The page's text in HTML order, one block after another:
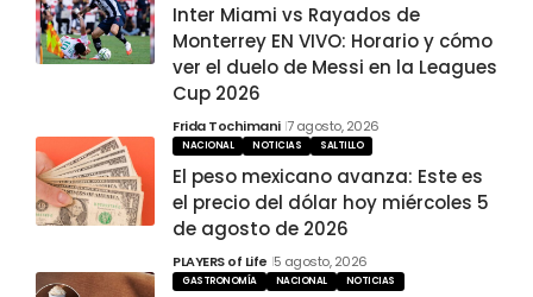
Inter Miami vs Rayados de
Monterrey EN VIVO: Horario y cómo
ver el duelo de Messi en la Leagues
Cup 2026
Frida Tochimani 7 agosto, 2026
NACIONAL NOTICIAS SALTILLO
El peso mexicano avanza: Este es
el precio del dólar hoy miércoles 5
de agosto de 2026
PLAYERS of Life 5 agosto, 2026
GASTRONOMÍA NACIONAL NOTICIAS